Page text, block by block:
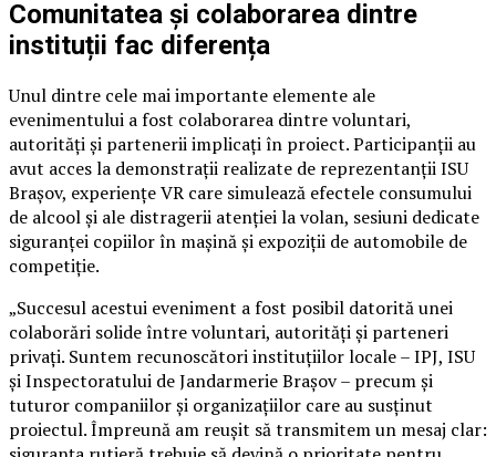
Comunitatea și colaborarea dintre
instituții fac diferența
Unul dintre cele mai importante elemente ale
evenimentului a fost colaborarea dintre voluntari,
autorități și partenerii implicați în proiect. Participanții au
avut acces la demonstrații realizate de reprezentanții ISU
Brașov, experiențe VR care simulează efectele consumului
de alcool și ale distragerii atenției la volan, sesiuni dedicate
siguranței copiilor în mașină și expoziții de automobile de
competiție.
„Succesul acestui eveniment a fost posibil datorită unei
colaborări solide între voluntari, autorități și parteneri
privați. Suntem recunoscători instituțiilor locale – IPJ, ISU
și Inspectoratului de Jandarmerie Brașov – precum și
tuturor companiilor și organizațiilor care au susținut
proiectul. Împreună am reușit să transmitem un mesaj clar: